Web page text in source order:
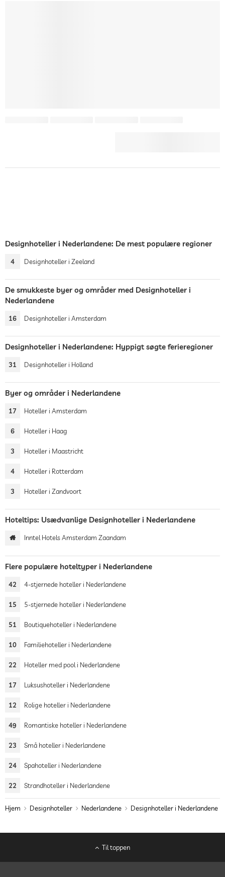
Designhoteller i Nederlandene: De mest populære regioner
4 Designhoteller i Zeeland
De smukkeste byer og områder med Designhoteller i
Nederlandene
16 Designhoteller i Amsterdam
Designhoteller i Nederlandene: Hyppigt søgte ferieregioner
31 Designhoteller i Holland
Byer og områder i Nederlandene
17 Hoteller i Amsterdam
6 Hoteller i Haag
3 Hoteller i Maastricht
4 Hoteller i Rotterdam
3 Hoteller i Zandvoort
Hoteltips: Usædvanlige Designhoteller i Nederlandene
Inntel Hotels Amsterdam Zaandam
Flere populære hoteltyper i Nederlandene
42 4-stjernede hoteller i Nederlandene
15 5-stjernede hoteller i Nederlandene
51 Boutiquehoteller i Nederlandene
10 Familiehoteller i Nederlandene
22 Hoteller med pool i Nederlandene
17 Luksushoteller i Nederlandene
12 Rolige hoteller i Nederlandene
49 Romantiske hoteller i Nederlandene
23 Små hoteller i Nederlandene
24 Spahoteller i Nederlandene
22 Strandhoteller i Nederlandene
Hjem Designhoteller Nederlandene Designhoteller i Nederlandene
Til toppen